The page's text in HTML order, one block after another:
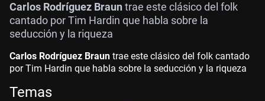
Carlos Rodríguez Brauntrae este clásico del folk
cantado por Tim Hardin que habla sobre la
seducción y la riqueza
Carlos Rodríguez Braun trae este clásico del folk cantado
por Tim Hardin que habla sobre la seducción y la riqueza
Temas